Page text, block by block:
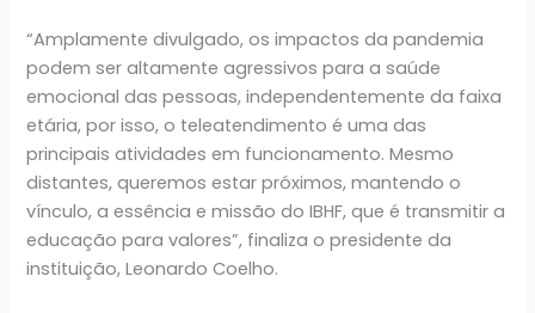
“Amplamente divulgado, os impactos da pandemia
podem ser altamente agressivos para a saúde
emocional das pessoas, independentemente da faixa
etária, por isso, o teleatendimento é uma das
principais atividades em funcionamento. Mesmo
distantes, queremos estar próximos, mantendo o
vínculo, a essência e missão do IBHF, que é transmitir a
educação para valores”, finaliza o presidente da
instituição, Leonardo Coelho.